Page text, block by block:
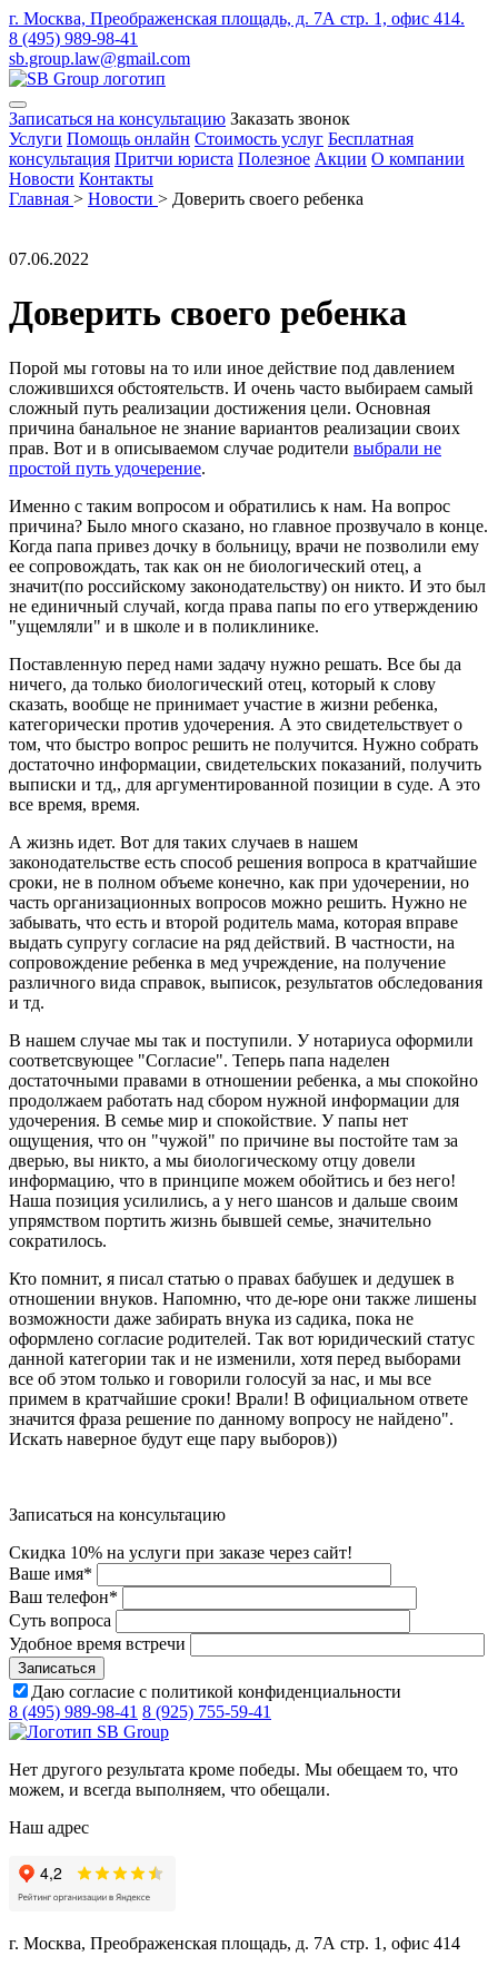
г. Москва, Преображенская площадь, д. 7А стр. 1, офис 414.
8 (495) 989-98-41
sb.group.law@gmail.com
Записаться на консультацию Заказать звонок
Услуги Помощь онлайн Стоимость услуг Бесплатная
консультация Притчи юриста Полезное Акции О компании
Новости Контакты
Главная > Новости > Доверить своего ребенка
07.06.2022
Доверить своего ребенка
Порой мы готовы на то или иное действие под давлением
сложившихся обстоятельств. И очень часто выбираем самый
сложный путь реализации достижения цели. Основная
причина банальное не знание вариантов реализации своих
прав. Вот и в описываемом случае родители выбрали не
простой путь удочерение.
Именно с таким вопросом и обратились к нам. На вопрос
причина? Было много сказано, но главное прозвучало в конце.
Когда папа привез дочку в больницу, врачи не позволили ему
ее сопровождать, так как он не биологический отец, а
значит(по российскому законодательству) он никто. И это был
не единичный случай, когда права папы по его утверждению
"ущемляли" и в школе и в поликлинике.
Поставленную перед нами задачу нужно решать. Все бы да
ничего, да только биологический отец, который к слову
сказать, вообще не принимает участие в жизни ребенка,
категорически против удочерения. А это свидетельствует о
том, что быстро вопрос решить не получится. Нужно собрать
достаточно информации, свидетельских показаний, получить
выписки и тд,, для аргументированной позиции в суде. А это
все время, время.
А жизнь идет. Вот для таких случаев в нашем
законодательстве есть способ решения вопроса в кратчайшие
сроки, не в полном объеме конечно, как при удочерении, но
часть организационных вопросов можно решить. Нужно не
забывать, что есть и второй родитель мама, которая вправе
выдать супругу согласие на ряд действий. В частности, на
сопровождение ребенка в мед учреждение, на получение
различного вида справок, выписок, результатов обследования
и тд.
В нашем случае мы так и поступили. У нотариуса оформили
соответсвующее "Согласие". Теперь папа наделен
достаточными правами в отношении ребенка, а мы спокойно
продолжаем работать над сбором нужной информации для
удочерения. В семье мир и спокойствие. У папы нет
ощущения, что он "чужой" по причине вы постойте там за
дверью, вы никто, а мы биологическому отцу довели
информацию, что в принципе можем обойтись и без него!
Наша позиция усилились, а у него шансов и дальше своим
упрямством портить жизнь бывшей семье, значительно
сократилось.
Кто помнит, я писал статью о правах бабушек и дедушек в
отношении внуков. Напомню, что де-юре они также лишены
возможности даже забирать внука из садика, пока не
оформлено согласие родителей. Так вот юридический статус
данной категории так и не изменили, хотя перед выборами
все об этом только и говорили голосуй за нас, и мы все
примем в кратчайшие сроки! Врали! В официальном ответе
значится фраза решение по данному вопросу не найдено".
Искать наверное будут еще пару выборов))
Записаться на консультацию
Скидка 10% на услуги при заказе через сайт!
Ваше имя*
Ваш телефон*
Суть вопроса
Удобное время встречи
Даю согласие с политикой конфиденциальности
8 (495) 989-98-41 8 (925) 755-59-41
Нет другого результата кроме победы. Мы обещаем то, что
можем, и всегда выполняем, что обещали.
Наш адрес
г. Москва, Преображенская площадь, д. 7А стр. 1, офис 414